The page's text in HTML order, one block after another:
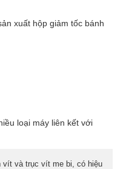
xuất hộp giảm tốc bánh
loại máy liên kết với
và trục vít me bi, có hiệu